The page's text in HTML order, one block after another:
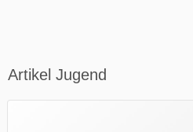
Artikel Jugend